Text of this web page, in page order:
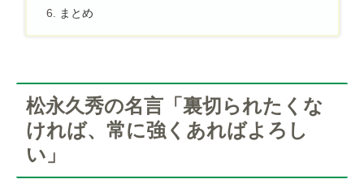
まとめ
松永久秀の名言「裏切られたくな
ければ、常に強くあればよろし
い」